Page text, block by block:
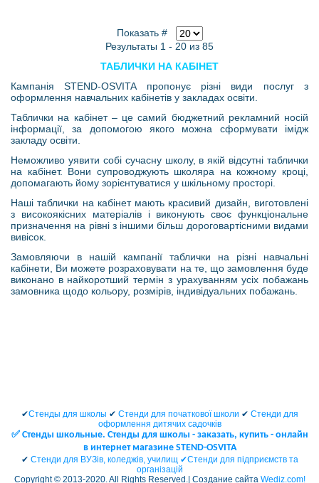
Показать #
Результаты 1 - 20 из 85
ТАБЛИЧКИ НА КАБІНЕТ
Кампанія STEND-OSVITA пропонує різні види послуг з
оформлення навчальних кабінетів у закладах освіти.
Таблички на кабінет – це самий бюджетний рекламний носій
інформації, за допомогою якого можна сформувати імідж
закладу освіти.
Неможливо уявити собі сучасну школу, в якій відсутні таблички
на кабінет. Вони супроводжують школяра на кожному кроці,
допомагають йому зорієнтуватися у шкільному просторі.
Наші таблички на кабінет мають красивий дизайн, виготовлені
з високоякісних матеріалів і виконують своє функціональне
призначення на рівні з іншими більш дороговартісними видами
вивісок.
Замовляючи в нашій кампанії таблички на різні навчальні
кабінети, Ви можете розраховувати на те, що замовлення буде
виконано в найкоротший термін з урахуванням усіх побажань
замовника щодо кольору, розмірів, індивідуальних побажань.
✔Стенды для школы ✔ Стенди для початкової школи ✔ Стенди для
оформлення дитячих садочків
✅ Cтенды школьные. Стенды для школы - заказать, купить - онлайн
в интернет магазине STEND-OSVITA
✔ Стенди для ВУЗів, коледжів, училищ ✔Стенди для підприємств та
організацій
Copyright © 2013-2020. All Rights Reserved.| Создание сайта Wediz.com!